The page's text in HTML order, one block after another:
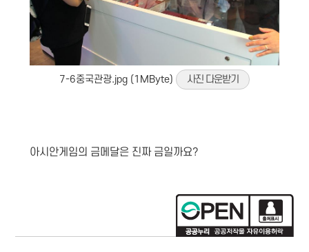
7-6중국관광.jpg (1MByte) 사진 다운받기
아시안게임의 금메달은 진짜 금일까요?